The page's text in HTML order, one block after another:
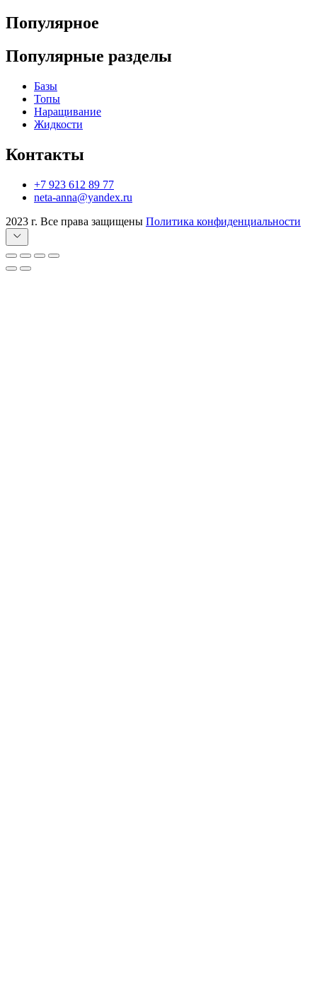
Популярное
Популярные разделы
Базы
Топы
Наращивание
Жидкости
Контакты
+7 923 612 89 77
neta-anna@yandex.ru
2023 г. Все права защищены Политика конфиденциальности